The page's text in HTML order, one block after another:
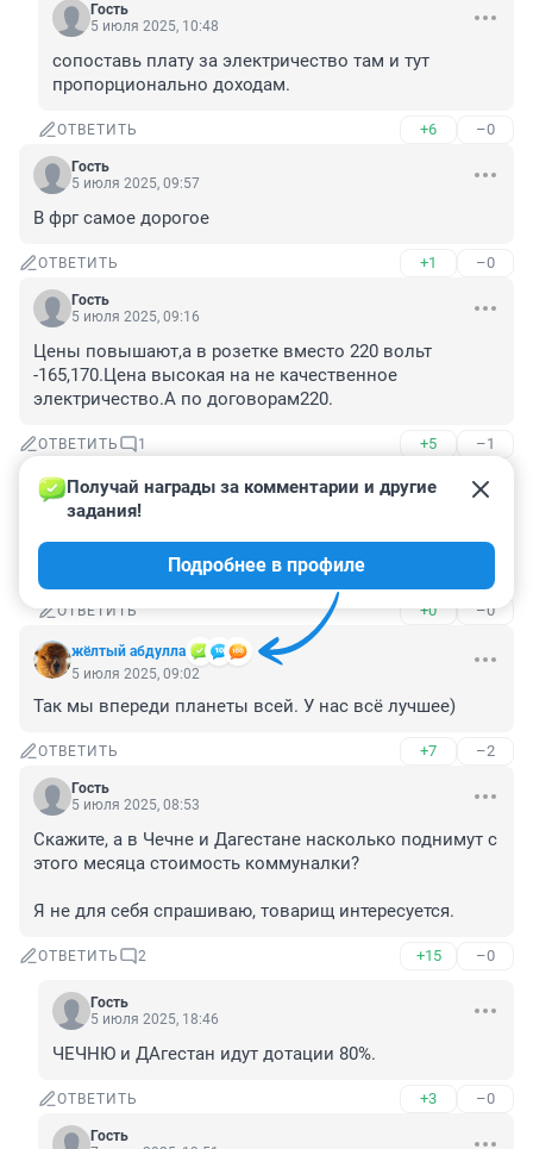
Гость
5 июля 2025, 10:48
сопоставь плату за электричество там и тут
пропорционально доходам.
ОТВЕТИТЬ +6 –0
Гость
5 июля 2025, 09:57
В фрг самое дорогое
ОТВЕТИТЬ +1 –0
Гость
5 июля 2025, 09:16
Цены повышают,а в розетке вместо 220 вольт
-165,170.Цена высокая на не качественное
электричество.А по договорам220.
ОТВЕТИТЬ 1 +5 –1
Гость
6 июля 2025, 17:48
Дед, в розетке должно быть 230 вольт. 220 это
устаревшая цифра
ОТВЕТИТЬ +0 –0
жёлтый абдулла
Получай награды за комментарии и другие
задания!
Подробнее в профиле
5 июля 2025, 09:02
Так мы впереди планеты всей. У нас всё лучшее)
ОТВЕТИТЬ +7 –2
Гость
5 июля 2025, 08:53
Скажите, а в Чечне и Дагестане насколько поднимут с
этого месяца стоимость коммуналки?
Я не для себя спрашиваю, товарищ интересуется.
ОТВЕТИТЬ 2 +15 –0
Гость
5 июля 2025, 18:46
ЧЕЧНЮ и ДАгестан идут дотации 80%.
ОТВЕТИТЬ +3 –0
Гость